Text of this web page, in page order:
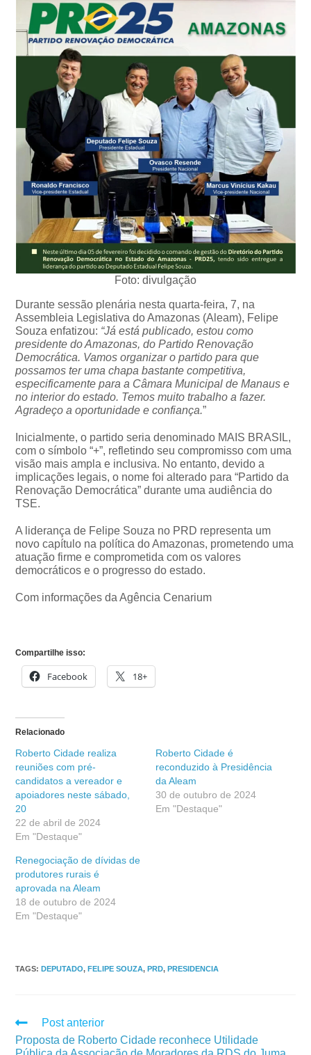
Foto: divulgação
Durante sessão plenária nesta quarta-feira, 7, na
Assembleia Legislativa do Amazonas (Aleam), Felipe
Souza enfatizou: “Já está publicado, estou como
presidente do Amazonas, do Partido Renovação
Democrática. Vamos organizar o partido para que
possamos ter uma chapa bastante competitiva,
especificamente para a Câmara Municipal de Manaus e
no interior do estado. Temos muito trabalho a fazer.
Agradeço a oportunidade e confiança.”
Inicialmente, o partido seria denominado MAIS BRASIL,
com o símbolo “+”, refletindo seu compromisso com uma
visão mais ampla e inclusiva. No entanto, devido a
implicações legais, o nome foi alterado para “Partido da
Renovação Democrática” durante uma audiência do
TSE.
A liderança de Felipe Souza no PRD representa um
novo capítulo na política do Amazonas, prometendo uma
atuação firme e comprometida com os valores
democráticos e o progresso do estado.
Com informações da Agência Cenarium
Compartilhe isso:
Facebook 18+
Relacionado
Roberto Cidade realiza
reuniões com pré-
candidatos a vereador e
apoiadores neste sábado,
20
22 de abril de 2024
Em "Destaque"
Roberto Cidade é
reconduzido à Presidência
da Aleam
30 de outubro de 2024
Em "Destaque"
Renegociação de dívidas de
produtores rurais é
aprovada na Aleam
18 de outubro de 2024
Em "Destaque"
TAGS:DEPUTADO, FELIPE SOUZA, PRD, PRESIDENCIA
Post anterior
Proposta de Roberto Cidade reconhece Utilidade